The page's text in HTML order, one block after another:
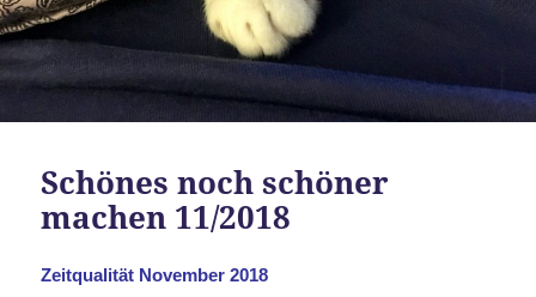
Schönes noch schöner
machen 11/2018
Zeitqualität November 2018